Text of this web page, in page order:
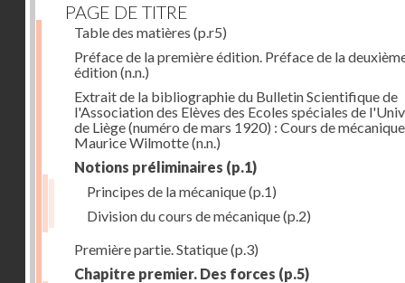
PAGE DE TITRE
Table des matières (p.r5)
Préface de la première édition. Préface de la
édition(n.n.)
Extrait de la bibliographie du Bulletin Scientifique de
l'Association des Elèves des Ecoles spéciales de
de Liège (numéro de mars 1920) : Cours de
Maurice Wilmotte(n.n.)
Notions préliminaires (p.1)
Principes de la mécanique(p.1)
Division du cours de mécanique(p.2)
Première partie. Statique(p.3)
Chapitre premier. Des forces (p.5)